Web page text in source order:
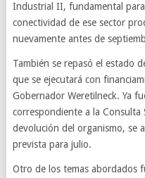
Industrial II, fundamental
conectividad de ese sector
nuevamente antes de
También se repasó el estado
que se ejecutará con
Gobernador Weretilneck. Ya
correspondiente a la
devolución del organismo, se
prevista para julio.
Otro de los temas abordados